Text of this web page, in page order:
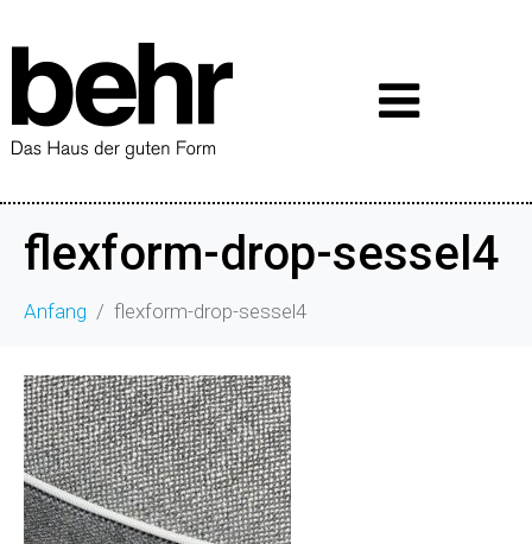
flexform-drop-sessel4
Anfang flexform-drop-sessel4